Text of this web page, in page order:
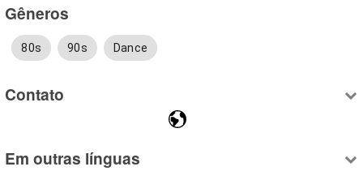
Gêneros
80s 90s Dance
Contato
Em outras línguas